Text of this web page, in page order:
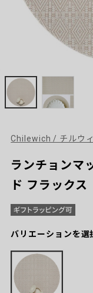
Chilewich / チルウ
ランチョンマ
ド フラックス
バリエーションを選